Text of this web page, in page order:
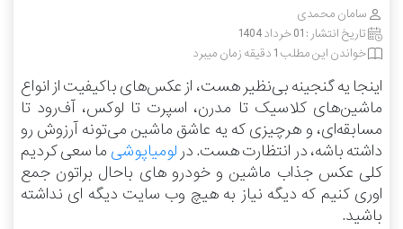
سامان محمدی
تاریخ انتشار : 01 خرداد 1404
خواندن این مطلب 1 دقیقه زمان میبرد
اینجا یه گنجینه بی‌نظیر هست، از عکس‌های باکیفیت از انواع
ماشین‌های کلاسیک تا مدرن، اسپرت تا لوکس، آف‌رود تا
مسابقه‌ای، و هرچیزی که یه عاشق ماشین می‌تونه آرزوش رو
داشته باشه، در انتظارت هست.در لومیاپوشی ما سعی کردیم
کلی عکس جذاب ماشین و خودرو های باحال براتون جمع
اوری کنیم که دیگه نیاز به هیچ وب سایت دیگه ای نداشته
باشید.